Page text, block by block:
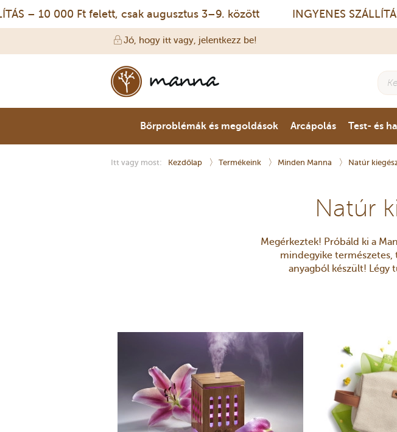
– 10 000 Ft felett, csak augusztus 3–9. között INGYENES
Jó, hogy itt vagy, jelentkezz be!
Bőrproblémák és megoldások Arcápolás Test- és
Itt vagy most: Kezdőlap Termékeink Minden Manna Natúr
Natúr
Megérkeztek! Próbáld ki a
mindegyike
anyagból készült! Légy